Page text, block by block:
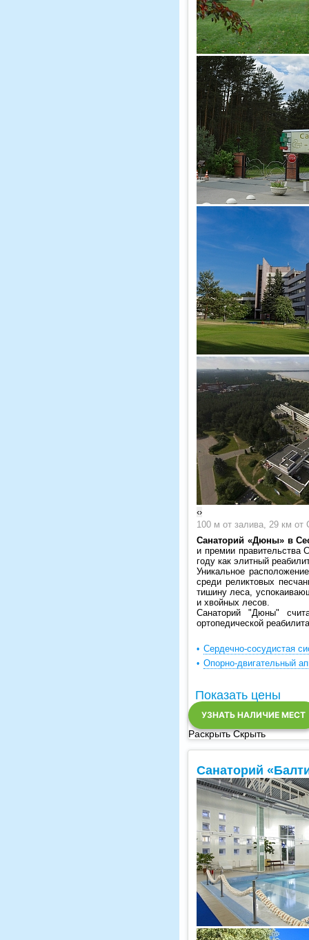
‹›
100 м от залива, 29 км от
Санаторий «Дюны» в
и премии правительства
году как элитный
Уникальное
среди реликтовых
тишину леса,
и хвойных лесов.
Санаторий "Дюны"
ортопедической
Сердечно-сосудистая
Опорно-двигательный
Показать цены
УЗНАТЬ НАЛИЧИЕ МЕСТ
Раскрыть Скрыть
Санаторий